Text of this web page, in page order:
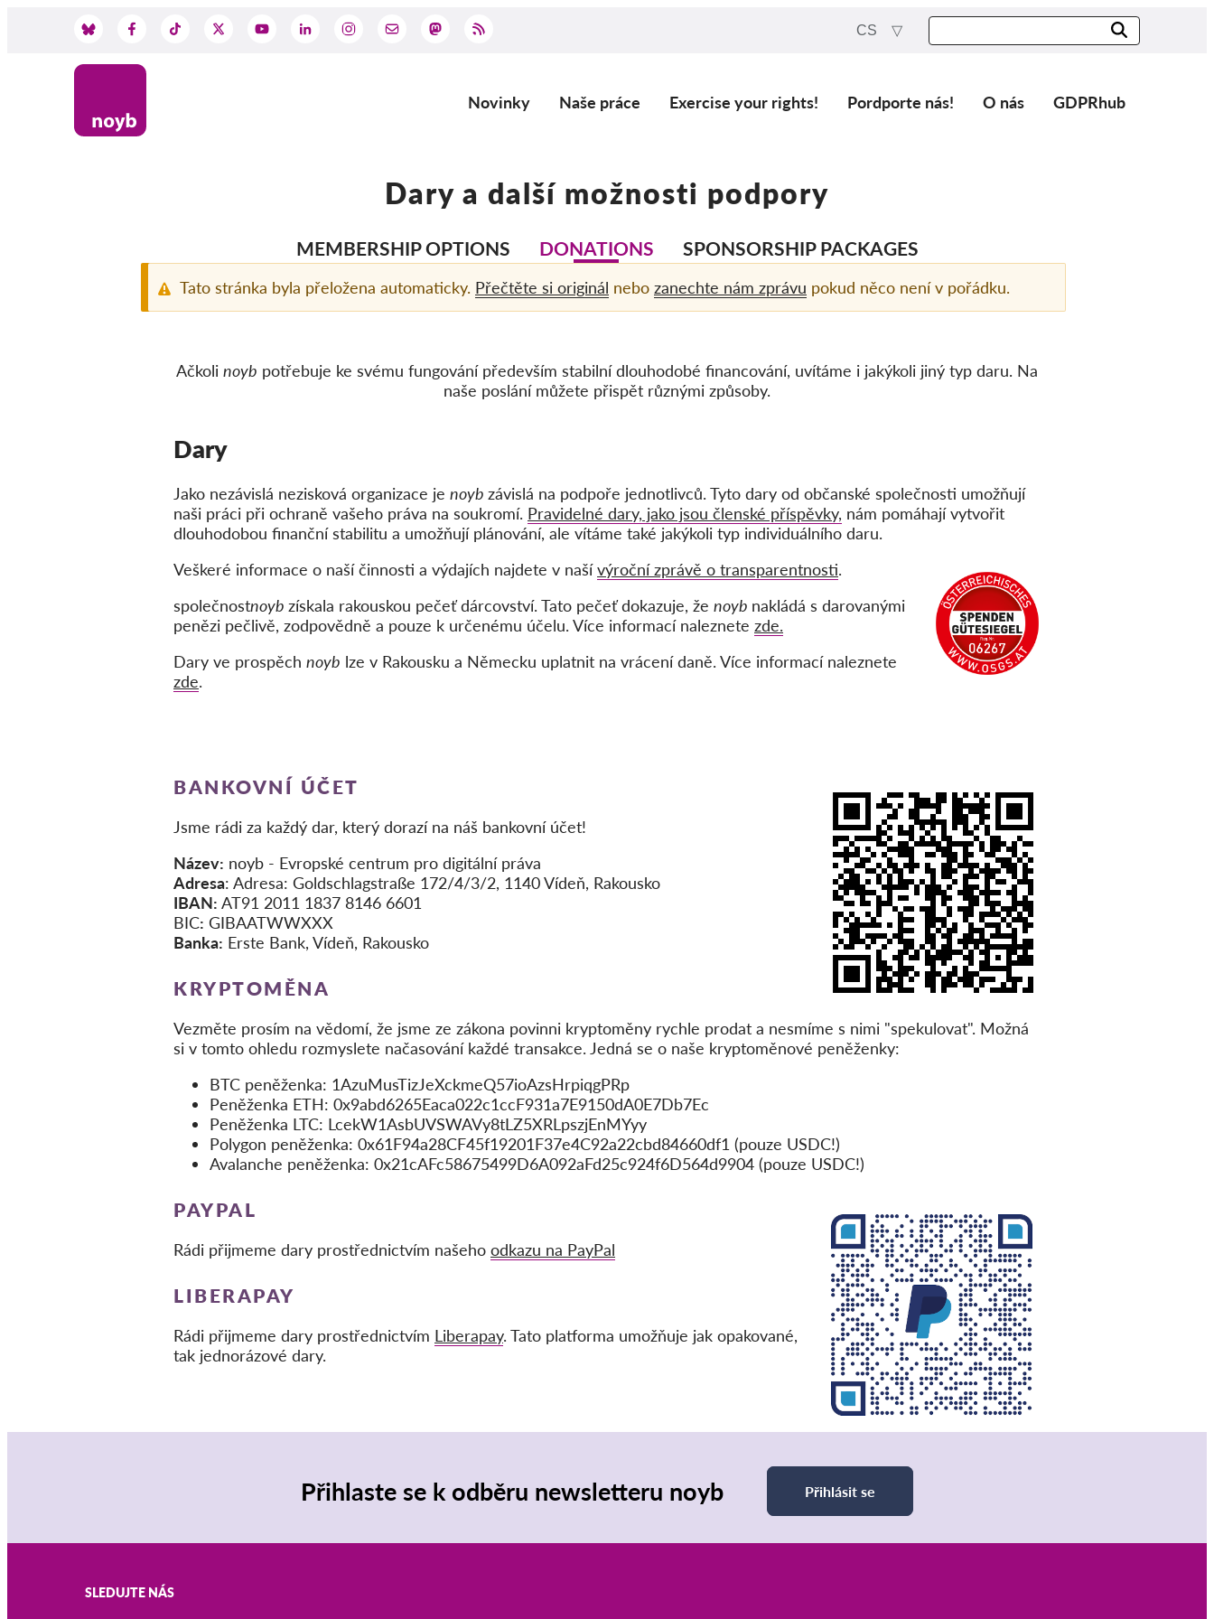
CS
Main
Novinky Naše práce Exercise your rights! Pordporte nás! O nás GDPRhub
Dary a další možnosti podpory
Support
MEMBERSHIP OPTIONS DONATIONS SPONSORSHIP PACKAGES
Tato stránka byla přeložena automaticky. Přečtěte si originál nebo zanechte nám zprávu pokud něco není v pořádku.
Ačkoli noyb potřebuje ke svému fungování především stabilní dlouhodobé financování, uvítáme i jakýkoli jiný typ daru. Na
naše poslání můžete přispět různými způsoby.
Dary
Jako nezávislá nezisková organizace je noyb závislá na podpoře jednotlivců. Tyto dary od občanské společnosti umožňují
naši práci při ochraně vašeho práva na soukromí. Pravidelné dary, jako jsou členské příspěvky, nám pomáhají vytvořit
dlouhodobou finanční stabilitu a umožňují plánování, ale vítáme také jakýkoli typ individuálního daru.
Veškeré informace o naší činnosti a výdajích najdete v našívýroční zprávě o transparentnosti.
společnostnoyb získala rakouskou pečeť dárcovství. Tato pečeť dokazuje, že noyb nakládá s darovanými
penězi pečlivě, zodpovědně a pouze k určenému účelu. Více informací naleznete zde.
Dary ve prospěch noyb lze v Rakousku a Německu uplatnit na vrácení daně. Více informací naleznete
zde.
BANKOVNÍ ÚČET
Jsme rádi za každý dar, který dorazí na náš bankovní účet!
Název: noyb - Evropské centrum pro digitální práva
Adresa: Adresa: Goldschlagstraße 172/4/3/2, 1140 Vídeň, Rakousko
IBAN: AT91 2011 1837 8146 6601
BIC: GIBAATWWXXX
Banka: Erste Bank, Vídeň, Rakousko
KRYPTOMĚNA
Vezměte prosím na vědomí, že jsme ze zákona povinni kryptoměny rychle prodat a nesmíme s nimi "spekulovat". Možná
si v tomto ohledu rozmyslete načasování každé transakce. Jedná se o naše kryptoměnové peněženky:
BTC peněženka: 1AzuMusTizJeXckmeQ57ioAzsHrpiqgPRp
Peněženka ETH: 0x9abd6265Eaca022c1ccF931a7E9150dA0E7Db7Ec
Peněženka LTC: LcekW1AsbUVSWAVy8tLZ5XRLpszjEnMYyy
Polygon peněženka: 0x61F94a28CF45f19201F37e4C92a22cbd84660df1 (pouze USDC!)
Avalanche peněženka: 0x21cAFc58675499D6A092aFd25c924f6D564d9904 (pouze USDC!)
PAYPAL
Rádi přijmeme dary prostřednictvím našeho odkazu na PayPal
LIBERAPAY
Rádi přijmeme dary prostřednictvím Liberapay. Tato platforma umožňuje jak opakované,
tak jednorázové dary.
Přihlaste se k odběru newsletteru noyb Přihlásit se
SLEDUJTE NÁS